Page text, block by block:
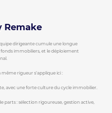
Remake
dirigeante cumule une longue
immobiliers, et le déploiement
même rigueur s'applique ici :
avec une forte culture du cycle immobilier.
parts : sélection rigoureuse, gestion active,